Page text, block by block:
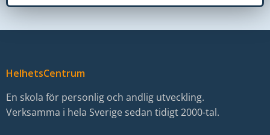
HelhetsCentrum
En skola för personlig och andlig utveckling.
Verksamma i hela Sverige sedan tidigt 2000-tal.
ditt
besök.
nekar
här
kakorna